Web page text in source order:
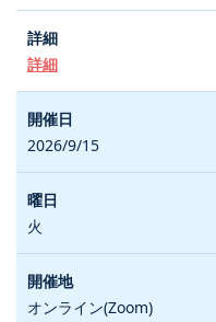
詳細
2026/9/15
火
オンライン(Zoom)